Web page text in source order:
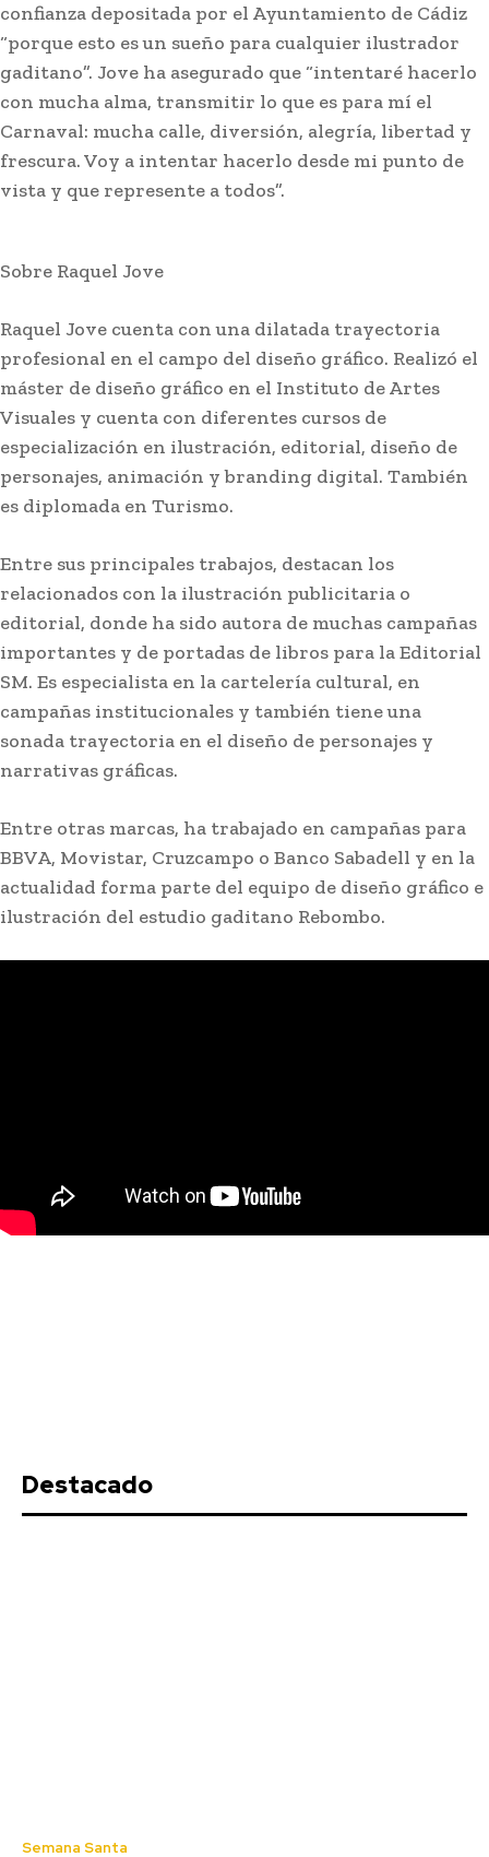
Semana Santa
Jaén: Roban joyas de la Virgen de la Fuensanta
Coronada de Alcaudete
La Junta anima a los entes locales gaditanos a
solicitar las ayudas para promover la igualdad
y conciliación
Stay on top of what's going on
with our subscription deal! SUBSCRIBE
la Fuensanta Coronada de
Alcaudete
confianza depositada por el Ayuntamiento de Cádiz
“porque esto es un sueño para cualquier ilustrador
gaditano”. Jove ha asegurado que “intentaré hacerlo
con mucha alma, transmitir lo que es para mí el
Carnaval: mucha calle, diversión, alegría, libertad y
frescura. Voy a intentar hacerlo desde mi punto de
vista y que represente a todos”.
Sobre Raquel Jove
Raquel Jove cuenta con una dilatada trayectoria
profesional en el campo del diseño gráfico. Realizó el
máster de diseño gráfico en el Instituto de Artes
Visuales y cuenta con diferentes cursos de
especialización en ilustración, editorial, diseño de
personajes, animación y branding digital. También
es diplomada en Turismo.
Entre sus principales trabajos, destacan los
relacionados con la ilustración publicitaria o
editorial, donde ha sido autora de muchas campañas
importantes y de portadas de libros para la Editorial
SM. Es especialista en la cartelería cultural, en
campañas institucionales y también tiene una
sonada trayectoria en el diseño de personajes y
narrativas gráficas.
Entre otras marcas, ha trabajado en campañas para
BBVA, Movistar, Cruzcampo o Banco Sabadell y en la
actualidad forma parte del equipo de diseño gráfico e
ilustración del estudio gaditano Rebombo.
Destacado
Semana Santa